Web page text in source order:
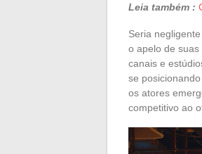
Leia também :
Seria
o apelo de suas
canais e
se
os atores
competitivo ao